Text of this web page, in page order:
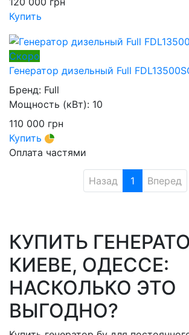
Купить
Скоро
Генератор дизельный Full
Бренд: Full
Мощность (кВт): 10
110 000 грн
Купить
Оплата частями
Назад 1 Вперед
КУПИТЬ
КИЕВЕ, ОДЕССЕ:
НАСКОЛЬКО ЭТО
ВЫГОДНО?